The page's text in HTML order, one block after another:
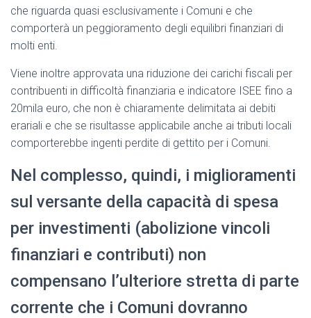
che riguarda quasi esclusivamente i Comuni e che
comporterà un peggioramento degli equilibri finanziari di
molti enti.
Viene inoltre approvata una riduzione dei carichi fiscali per
contribuenti in difficoltà finanziaria e indicatore ISEE fino a
20mila euro, che non è chiaramente delimitata ai debiti
erariali e che se risultasse applicabile anche ai tributi locali
comporterebbe ingenti perdite di gettito per i Comuni.
Nel complesso, quindi, i miglioramenti
sul versante della capacità di spesa
per investimenti (abolizione vincoli
finanziari e contributi) non
compensano l’ulteriore stretta di parte
corrente che i Comuni dovranno